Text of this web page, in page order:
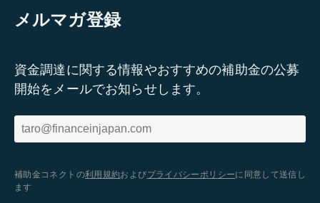
メルマガ登録
資金調達に関する情報やおすすめの補助金の公募
開始をメールでお知らせします。
補助金コネクトの利用規約およびプライバシーポリシーに同意して送信し
ます